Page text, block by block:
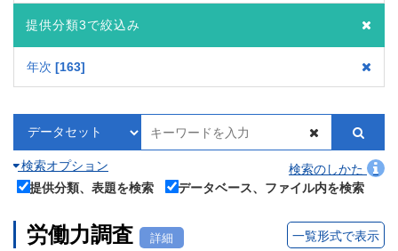
提供分類3で絞込み
年次 163
検索オプション
検索のしかた
提供分類、表題を検索
データベース、ファイル内を検索
労働力調査 詳細 一覧形式で表示